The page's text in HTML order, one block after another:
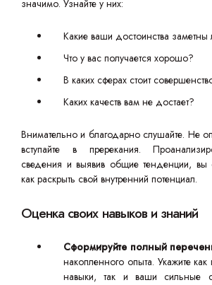
значимо. Узнайте у них:
Какие ваши достоинства
Что у вас получается хорошо?
В каких сферах стоит
Каких качеств вам не достает?
Внимательно и благодарно слушайте. Не
вступайте в пререкания.
сведения и выявив общие тенденции, вы
как раскрыть свой внутренний потенциал.
Оценка своих навыков и знаний
Сформируйте полный
накопленного опыта. Укажите
навыки, так и ваши сильные